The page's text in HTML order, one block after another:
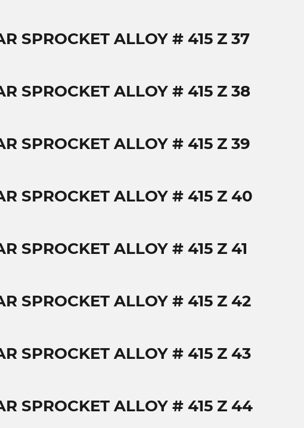
SPROCKET ALLOY # 415 Z 37
SPROCKET ALLOY # 415 Z 38
SPROCKET ALLOY # 415 Z 39
SPROCKET ALLOY # 415 Z 40
SPROCKET ALLOY # 415 Z 41
SPROCKET ALLOY # 415 Z 42
SPROCKET ALLOY # 415 Z 43
SPROCKET ALLOY # 415 Z 44